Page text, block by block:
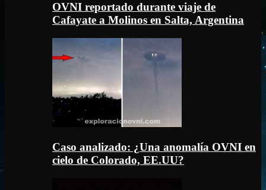
OVNI reportado durante viaje de
Cafayate a Molinos en Salta, Argentina
Caso analizado: ¿Una anomalía OVNI en
cielo de Colorado, EE.UU?